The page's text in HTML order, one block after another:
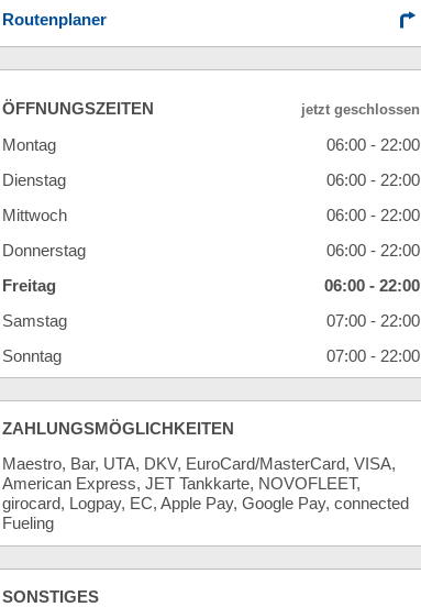
Routenplaner
ÖFFNUNGSZEITEN
Montag
06:00 - 22:00
Dienstag
06:00 - 22:00
Mittwoch
06:00 - 22:00
Donnerstag
06:00 - 22:00
Freitag
06:00 - 22:00
Samstag
07:00 - 22:00
Sonntag
07:00 - 22:00
ZAHLUNGSMÖGLICHKEITEN
Maestro, Bar, UTA, DKV, EuroCard/MasterCard, VISA,
American Express, JET Tankkarte, NOVOFLEET,
girocard, Logpay, EC, Apple Pay, Google Pay, connected
Fueling
SONSTIGES